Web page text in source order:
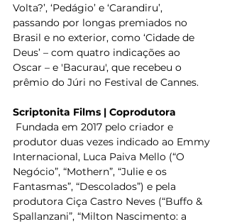
Volta?’, ‘Pedágio’ e ‘Carandiru’,
passando por longas premiados no
Brasil e no exterior, como ‘Cidade de
Deus’ – com quatro indicações ao
Oscar – e 'Bacurau', que recebeu o
prêmio do Júri no Festival de Cannes.
Scriptonita Films | Coprodutora
produtor duas vezes indicado ao Emmy
Internacional, Luca Paiva Mello (“O
Negócio”, “Mothern”, “Julie e os
Fantasmas”, “Descolados”) e pela
produtora Ciça Castro Neves (“Buffo &
Spallanzani”, “Milton Nascimento: a